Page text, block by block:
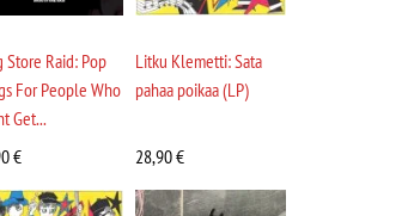
Store Raid: Pop
For People Who
Get...
€
Litku Klemetti: Sata
pahaa poikaa (LP)
28,90€